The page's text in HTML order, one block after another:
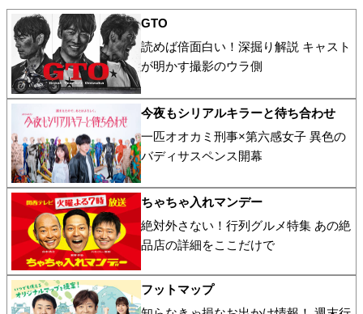
GTO
読めば倍面白い！深掘り解説 キャスト
が明かす撮影のウラ側
今夜もシリアルキラーと待ち合わせ
一匹オオカミ刑事×第六感女子 異色の
バディサスペンス開幕
ちゃちゃ入れマンデー
絶対外さない！行列グルメ特集 あの絶
品店の詳細をここだけで
フットマップ